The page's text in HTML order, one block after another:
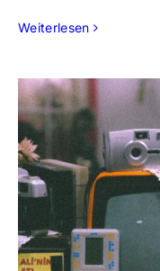
Weiterlesen